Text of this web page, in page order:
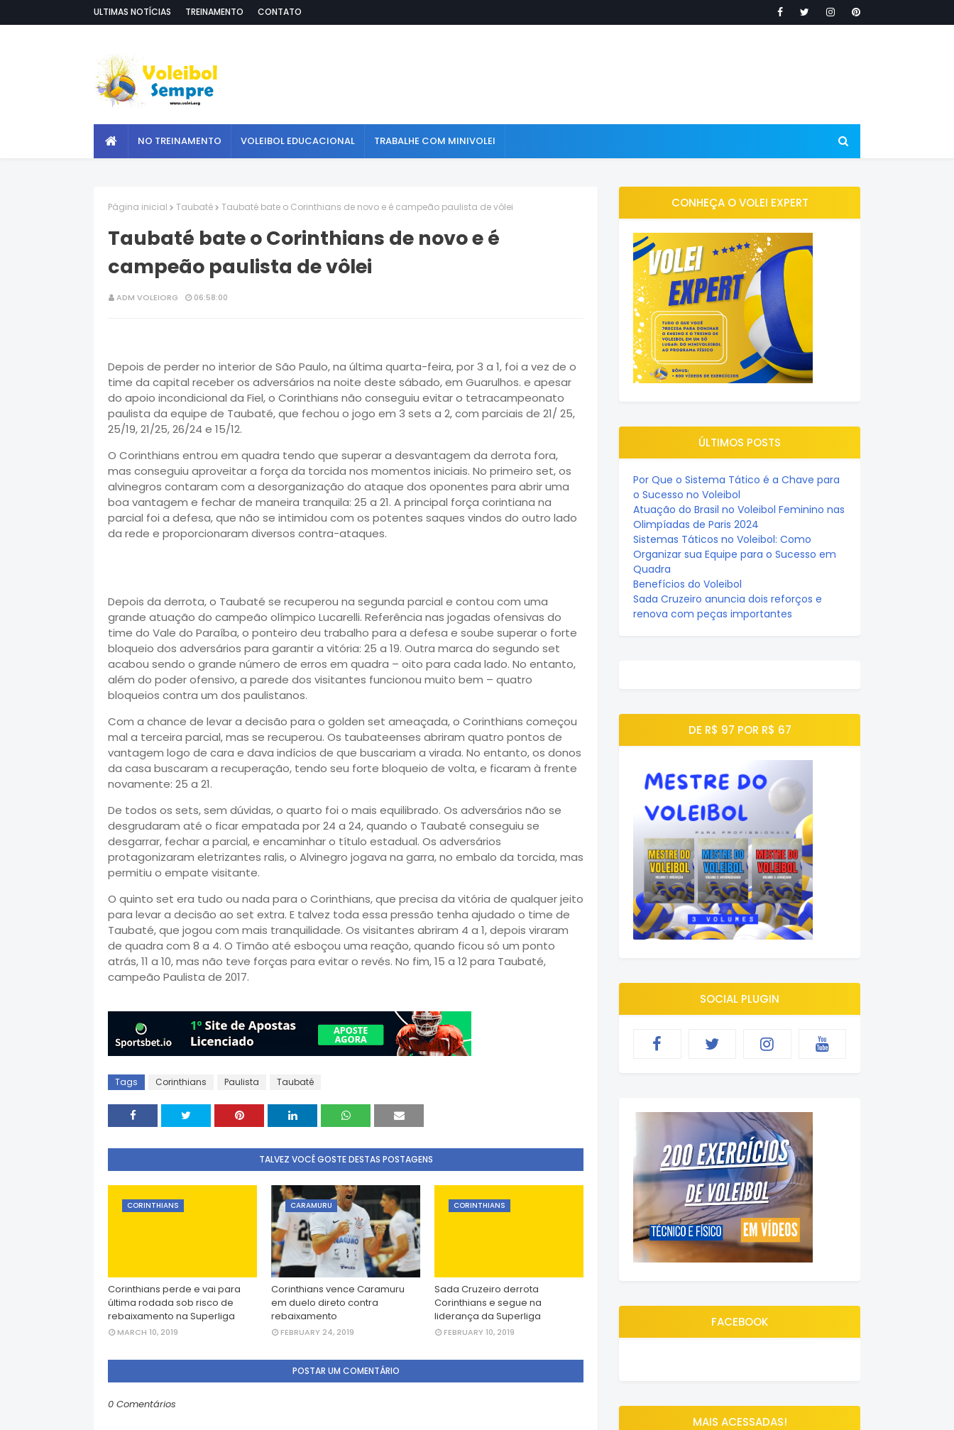
ULTIMAS NOTÍCIAS TREINAMENTO CONTATO
NO TREINAMENTO VOLEIBOL EDUCACIONAL TRABALHE COM MINIVOLEI
Página inicial Taubaté Taubaté bate o Corinthians de novo e é campeão paulista de vôlei
Taubaté bate o Corinthians de novo e é
campeão paulista de vôlei
ADM VOLEIORG 06:58:00
Depois de perder no interior de São Paulo, na última quarta-feira, por 3 a 1, foi a vez de o
time da capital receber os adversários na noite deste sábado, em Guarulhos. e apesar
do apoio incondicional da Fiel, o Corinthians não conseguiu evitar o tetracampeonato
paulista da equipe de Taubaté, que fechou o jogo em 3 sets a 2, com parciais de 21/ 25,
25/19, 21/25, 26/24 e 15/12.
O Corinthians entrou em quadra tendo que superar a desvantagem da derrota fora,
mas conseguiu aproveitar a força da torcida nos momentos iniciais. No primeiro set, os
alvinegros contaram com a desorganização do ataque dos oponentes para abrir uma
boa vantagem e fechar de maneira tranquila: 25 a 21. A principal força corintiana na
parcial foi a defesa, que não se intimidou com os potentes saques vindos do outro lado
da rede e proporcionaram diversos contra-ataques.
Depois da derrota, o Taubaté se recuperou na segunda parcial e contou com uma
grande atuação do campeão olímpico Lucarelli. Referência nas jogadas ofensivas do
time do Vale do Paraíba, o ponteiro deu trabalho para a defesa e soube superar o forte
bloqueio dos adversários para garantir a vitória: 25 a 19. Outra marca do segundo set
acabou sendo o grande número de erros em quadra – oito para cada lado. No entanto,
além do poder ofensivo, a parede dos visitantes funcionou muito bem – quatro
bloqueios contra um dos paulistanos.
Com a chance de levar a decisão para o golden set ameaçada, o Corinthians começou
mal a terceira parcial, mas se recuperou. Os taubateenses abriram quatro pontos de
vantagem logo de cara e dava indícios de que buscariam a virada. No entanto, os donos
da casa buscaram a recuperação, tendo seu forte bloqueio de volta, e ficaram à frente
novamente: 25 a 21.
De todos os sets, sem dúvidas, o quarto foi o mais equilibrado. Os adversários não se
desgrudaram até o ficar empatada por 24 a 24, quando o Taubaté conseguiu se
desgarrar, fechar a parcial, e encaminhar o título estadual. Os adversários
protagonizaram eletrizantes ralis, o Alvinegro jogava na garra, no embalo da torcida, mas
permitiu o empate visitante.
O quinto set era tudo ou nada para o Corinthians, que precisa da vitória de qualquer jeito
para levar a decisão ao set extra. E talvez toda essa pressão tenha ajudado o time de
Taubaté, que jogou com mais tranquilidade. Os visitantes abriram 4 a 1, depois viraram
de quadra com 8 a 4. O Timão até esboçou uma reação, quando ficou só um ponto
atrás, 11 a 10, mas não teve forças para evitar o revés. No fim, 15 a 12 para Taubaté,
campeão Paulista de 2017.
Tags Corinthians Paulista Taubaté
TALVEZ VOCÊ GOSTE DESTAS POSTAGENS
CORINTHIANS
Corinthians perde e vai para
última rodada sob risco de
rebaixamento na Superliga
MARCH 10, 2019
CARAMURU
Corinthians vence Caramuru
em duelo direto contra
rebaixamento
FEBRUARY 24, 2019
CORINTHIANS
Sada Cruzeiro derrota
Corinthians e segue na
liderança da Superliga
FEBRUARY 10, 2019
POSTAR UM COMENTÁRIO
0 Comentários
CONHEÇA O VOLEI EXPERT
ÚLTIMOS POSTS
Por Que o Sistema Tático é a Chave para
o Sucesso no Voleibol
Atuação do Brasil no Voleibol Feminino nas
Olimpíadas de Paris 2024
Sistemas Táticos no Voleibol: Como
Organizar sua Equipe para o Sucesso em
Quadra
Benefícios do Voleibol
Sada Cruzeiro anuncia dois reforços e
renova com peças importantes
DE R$ 97 POR R$ 67
SOCIAL PLUGIN
FACEBOOK
MAIS ACESSADAS!